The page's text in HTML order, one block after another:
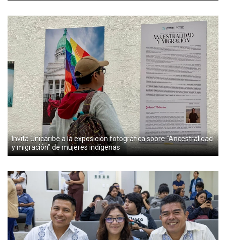
Invita Unicaribe a la exposición fotográfica sobre “Ancestralidad
y migración” de mujeres indígenas